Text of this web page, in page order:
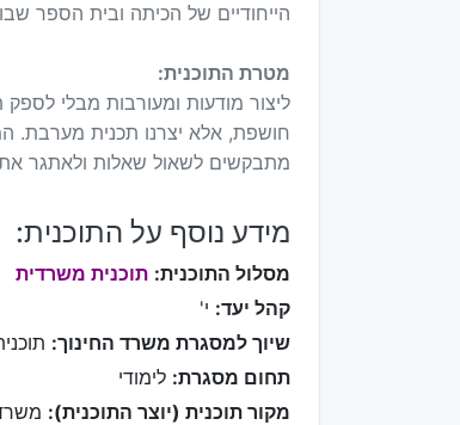
הייחודיים של הכיתה ובית הספר
מטרת התוכנית:
ליצור מודעות ומעורבות מבלי
חושפת, אלא יצרנו תכנית מערבת.
מתבקשים לשאול שאלות ולאתגר
מידע נוסף על התוכנית:
מסלול התוכנית: תוכנית משרדית
קהל יעד: י'
שיוך למסגרת משרד החינוך:
תחום מסגרת: לימודי
מקור תוכנית (יוצר התוכנית):